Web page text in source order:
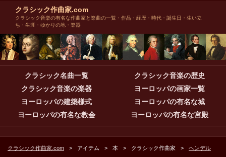
クラシック作曲家.com
クラシック音楽の有名な作曲家と楽曲の一覧・作品・経歴・時代・誕生日・生い立
ち・生涯・ゆかりの地・楽器
クラシック名曲一覧
クラシック音楽の歴史
クラシック音楽の楽器
ヨーロッパの画家一覧
ヨーロッパの建築様式
ヨーロッパの有名な城
ヨーロッパの有名な教会
ヨーロッパの有名な宮殿
クラシック作曲家.com アイテム 本 クラシック作曲家 ヘンデル